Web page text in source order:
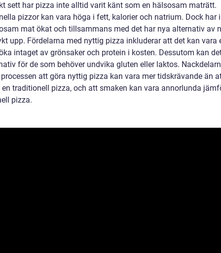
sett har pizza inte alltid varit känt som en hälsosam maträtt.
pizzor kan vara höga i fett, kalorier och natrium. Dock har
mat ökat och tillsammans med det har nya alternativ av
upp. Fördelarna med nyttig pizza inkluderar att det kan vara
intaget av grönsaker och protein i kosten. Dessutom kan
för de som behöver undvika gluten eller laktos.
att göra nyttig pizza kan vara mer tidskrävande än
traditionell pizza, och att smaken kan vara annorlunda
pizza.